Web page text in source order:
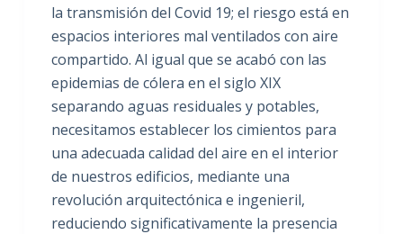
la transmisión del Covid 19; el riesgo está en
espacios interiores mal ventilados con aire
compartido. Al igual que se acabó con las
epidemias de cólera en el siglo XIX
separando aguas residuales y potables,
necesitamos establecer los cimientos para
una adecuada calidad del aire en el interior
de nuestros edificios, mediante una
revolución arquitectónica e ingenieril,
reduciendo significativamente la presencia